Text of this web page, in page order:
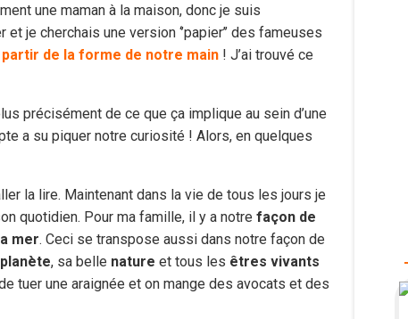
une maman à la maison, donc je suis
je cherchais une version ‘’papier’’ des fameuses
de la forme de notre main ! J’ai trouvé ce
précisément de ce que ça implique au sein d’une
a su piquer notre curiosité ! Alors, en quelques
la lire. Maintenant dans la vie de tous les jours je
quotidien. Pour ma famille, il y a notre façon de
mer. Ceci se transpose aussi dans notre façon de
planète, sa belle nature et tous les êtres vivants
tuer une araignée et on mange des avocats et des